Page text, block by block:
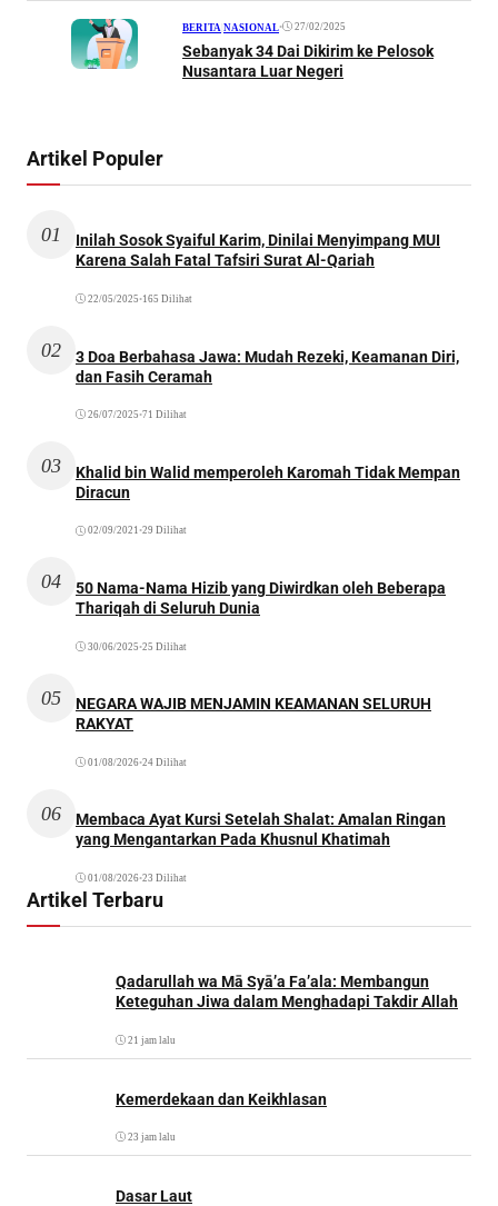
BERITA NASIONAL• 27/02/2025
Sebanyak 34 Dai Dikirim ke Pelosok
Nusantara Luar Negeri
Artikel Populer
01
Inilah Sosok Syaiful Karim, Dinilai Menyimpang MUI
Karena Salah Fatal Tafsiri Surat Al-Qariah
22/05/2025 •165 Dilihat
02
3 Doa Berbahasa Jawa: Mudah Rezeki, Keamanan Diri,
dan Fasih Ceramah
26/07/2025 •71 Dilihat
03
Khalid bin Walid memperoleh Karomah Tidak Mempan
Diracun
02/09/2021 •29 Dilihat
04
50 Nama-Nama Hizib yang Diwirdkan oleh Beberapa
Thariqah di Seluruh Dunia
30/06/2025 •25 Dilihat
05
NEGARA WAJIB MENJAMIN KEAMANAN SELURUH
RAKYAT
01/08/2026•24 Dilihat
06
Membaca Ayat Kursi Setelah Shalat: Amalan Ringan
yang Mengantarkan Pada Khusnul Khatimah
01/08/2026•23 Dilihat
Artikel Terbaru
Qadarullah wa Mā Syā’a Fa’ala: Membangun
Keteguhan Jiwa dalam Menghadapi Takdir Allah
21 jam lalu
Kemerdekaan dan Keikhlasan
23 jam lalu
Dasar Laut